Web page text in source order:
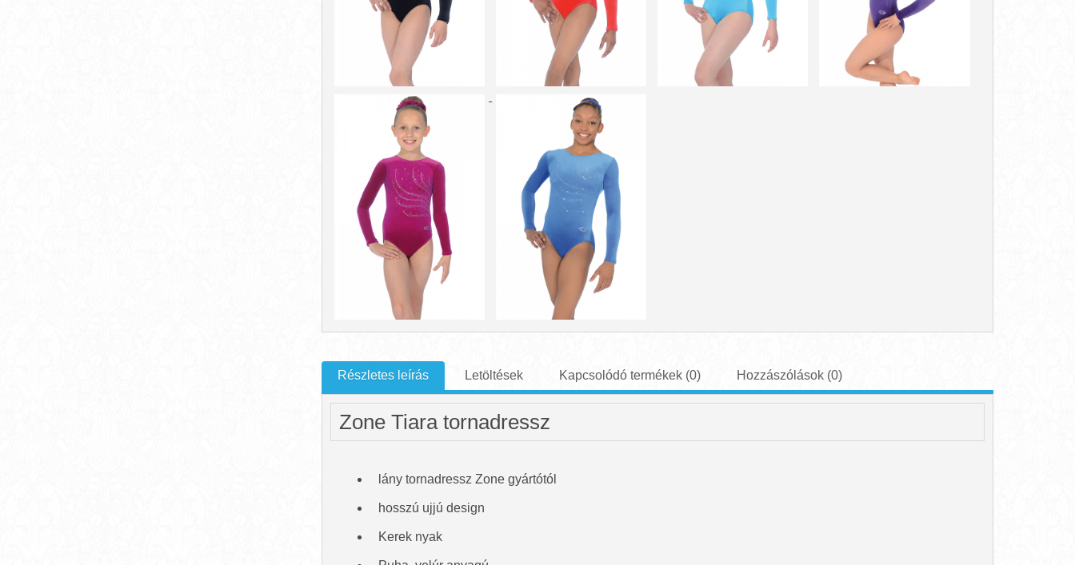
Részletes leírás Letöltések Kapcsolódó termékek (0) Hozzászólások (0)
Zone Tiara tornadressz
lány tornadressz Zone gyártótól
hosszú ujjú design
Kerek nyak